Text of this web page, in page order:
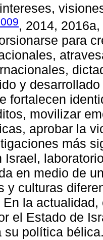
, 2014,
para
y
fortalecen
movilizar
aprobar la
más
Israel,
en medio de
y culturas
En la
el Estado de
su política